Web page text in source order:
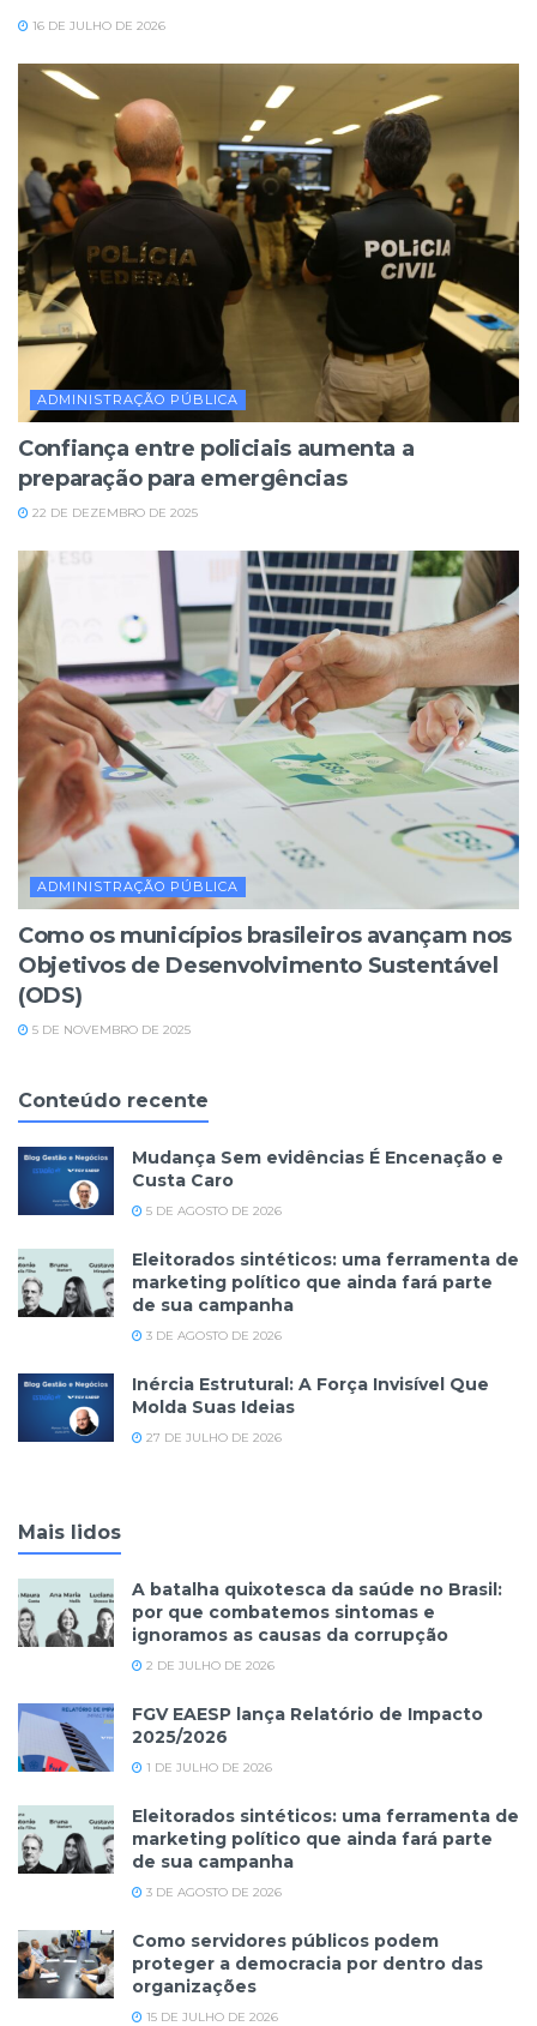
16 DE JULHO DE 2026
ADMINISTRAÇÃO PÚBLICA
Confiança entre policiais aumenta a
preparação para emergências
22 DE DEZEMBRO DE 2025
ADMINISTRAÇÃO PÚBLICA
Como os municípios brasileiros avançam nos
Objetivos de Desenvolvimento Sustentável
(ODS)
5 DE NOVEMBRO DE 2025
Conteúdo recente
Mudança Sem evidências É Encenação e
Custa Caro
5 DE AGOSTO DE 2026
Eleitorados sintéticos: uma ferramenta de
marketing político que ainda fará parte
de sua campanha
3 DE AGOSTO DE 2026
Inércia Estrutural: A Força Invisível Que
Molda Suas Ideias
27 DE JULHO DE 2026
Mais lidos
A batalha quixotesca da saúde no Brasil:
por que combatemos sintomas e
ignoramos as causas da corrupção
2 DE JULHO DE 2026
FGV EAESP lança Relatório de Impacto
2025/2026
1 DE JULHO DE 2026
Eleitorados sintéticos: uma ferramenta de
marketing político que ainda fará parte
de sua campanha
3 DE AGOSTO DE 2026
Como servidores públicos podem
proteger a democracia por dentro das
organizações
15 DE JULHO DE 2026